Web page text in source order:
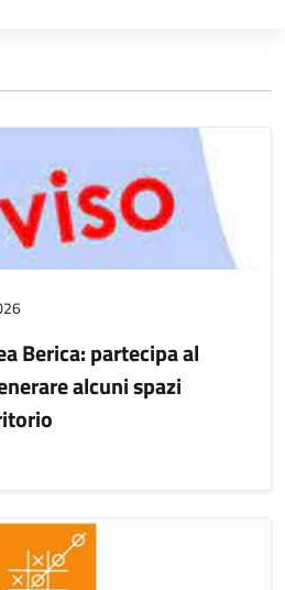
Berica: partecipa al
alcuni spazi